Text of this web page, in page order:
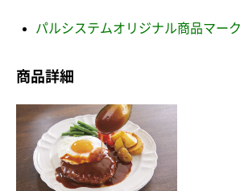
パルシステムオリジナル商品マー
商品詳細